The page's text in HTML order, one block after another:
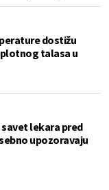
dostižu
talasa u
lekara pred
upozoravaju